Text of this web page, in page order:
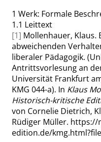
1 Werk: Formale
1.1 Leittext
[1] Mollenhauer,
abweichenden
liberaler Pädagogik.
Antrittsvorlesung an
Universität Frankfurt
KMG 044-a). In Klaus
Historisch-kritische
von Cornelie Dietrich,
Rüdiger Müller. https://
edition.de/